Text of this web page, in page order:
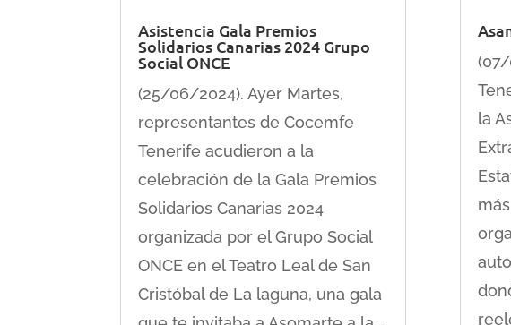
Asistencia Gala Premios
Solidarios Canarias 2024 Grupo
Social ONCE
(25/06/2024). Ayer Martes,
representantes de Cocemfe
Tenerife acudieron a la
celebración de la Gala Premios
Solidarios Canarias 2024
organizada por el Grupo Social
ONCE en el Teatro Leal de San
Cristóbal de La laguna, una gala
la